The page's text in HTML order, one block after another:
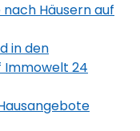
Häusern auf
in den
Immowelt 24